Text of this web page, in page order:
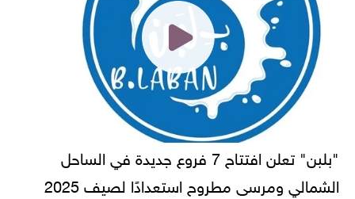
"بلبن" تعلن افتتاح 7 فروع جديدة في الساحل
الشمالي ومرسى مطروح استعدادًا لصيف 2025